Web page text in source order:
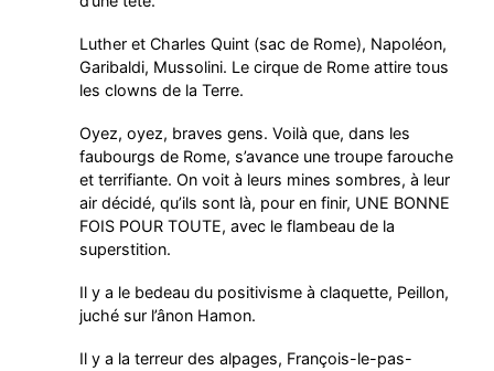
Luther et Charles Quint (sac de Rome), Napoléon,
Garibaldi, Mussolini. Le cirque de Rome attire tous
les clowns de la Terre.
Oyez, oyez, braves gens. Voilà que, dans les
faubourgs de Rome, s’avance une troupe farouche
et terrifiante. On voit à leurs mines sombres, à leur
air décidé, qu’ils sont là, pour en finir, UNE BONNE
FOIS POUR TOUTE, avec le flambeau de la
superstition.
Il y a le bedeau du positivisme à claquette, Peillon,
juché sur l’ânon Hamon.
Il y a la terreur des alpages, François-le-pas-